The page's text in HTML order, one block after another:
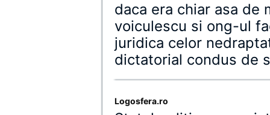
daca era chiar asa de
voiculescu si ong-ul
juridica celor
dictatorial condus de
Logosfera.ro